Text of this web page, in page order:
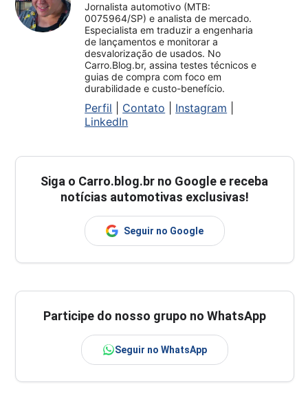
Jornalista automotivo (MTB:
0075964/SP) e analista de mercado.
Especialista em traduzir a engenharia
de lançamentos e monitorar a
desvalorização de usados. No
Carro.Blog.br, assina testes técnicos e
guias de compra com foco em
durabilidade e custo-benefício.
Perfil Contato Instagram
LinkedIn
Siga o Carro.blog.br no Google e receba
notícias automotivas exclusivas!
Seguir no Google
Participe do nosso grupo no WhatsApp
Seguir no WhatsApp